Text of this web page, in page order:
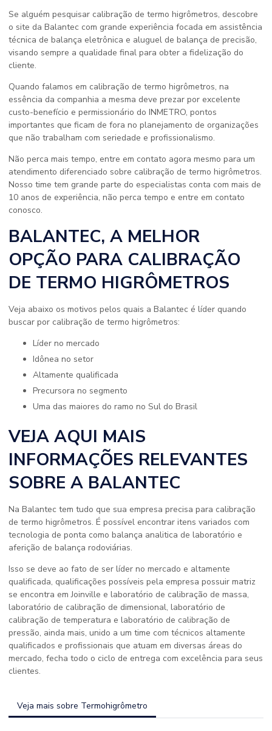
Se alguém pesquisar calibração de termo higrômetros, descobre
o site da Balantec com grande experiência focada em assistência
técnica de balança eletrônica e aluguel de balança de precisão,
visando sempre a qualidade final para obter a fidelização do
cliente.
Quando falamos em calibração de termo higrômetros, na
essência da companhia a mesma deve prezar por excelente
custo-benefício e permissionário do INMETRO, pontos
importantes que ficam de fora no planejamento de organizações
que não trabalham com seriedade e profissionalismo.
Não perca mais tempo, entre em contato agora mesmo para um
atendimento diferenciado sobre calibração de termo higrômetros.
Nosso time tem grande parte do especialistas conta com mais de
10 anos de experiência, não perca tempo e entre em contato
conosco.
BALANTEC, A MELHOR
OPÇÃO PARA CALIBRAÇÃO
DE TERMO HIGRÔMETROS
Veja abaixo os motivos pelos quais a Balantec é líder quando
buscar por calibração de termo higrômetros:
líder no mercado
idônea no setor
altamente qualificada
precursora no segmento
uma das maiores do ramo no Sul do Brasil
VEJA AQUI MAIS
INFORMAÇÕES RELEVANTES
SOBRE A BALANTEC
Na Balantec tem tudo que sua empresa precisa para calibração
de termo higrômetros. É possível encontrar itens variados com
tecnologia de ponta como balança analitica de laboratório e
aferição de balança rodoviárias.
Isso se deve ao fato de ser líder no mercado e altamente
qualificada, qualificações possíveis pela empresa possuir matriz
se encontra em Joinville e laboratório de calibração de massa,
laboratório de calibração de dimensional, laboratório de
calibração de temperatura e laboratório de calibração de
pressão, ainda mais, unido a um time com técnicos altamente
qualificados e profissionais que atuam em diversas áreas do
mercado, fecha todo o ciclo de entrega com excelência para seus
clientes.
Veja mais sobre Termohigrômetro